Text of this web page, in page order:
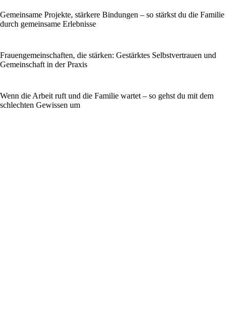
Gemeinsame Projekte, stärkere Bindungen – so stärkst du die Familie
durch gemeinsame Erlebnisse
Frauengemeinschaften, die stärken: Gestärktes Selbstvertrauen und
Gemeinschaft in der Praxis
Wenn die Arbeit ruft und die Familie wartet – so gehst du mit dem
schlechten Gewissen um